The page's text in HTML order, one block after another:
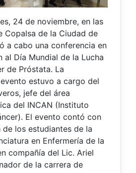
24 de noviembre, en las
Copalsa de la Ciudad de
a cabo una conferencia en
al Día Mundial de la Lucha
de Próstata. La
estuvo a cargo del
jefe del área
del INCAN (Instituto
El evento contó con
los estudiantes de la
en Enfermería de la
compañía del Lic. Ariel
de la carrera de